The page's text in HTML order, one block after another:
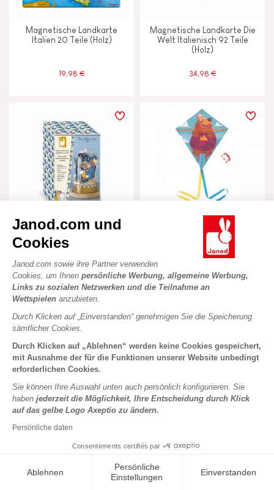
Janod.com und
Cookies
Janod.com sowie ihre Partner verwenden
Cookies, um Ihnen persönliche Werbung, allgemeine Werbung,
Links zu sozialen Netzwerken und die Teilnahme an
Wettspielen anzubieten.
Durch Klicken auf „Einverstanden“ genehmigen Sie die Speicherung
sämtlicher Cookies.
Durch Klicken auf „Ablehnen“ werden keine Cookies gespeichert,
mit Ausnahme der für die Funktionen unserer Website unbedingt
erforderlichen Cookies.
Sie können Ihre Auswahl unten auch persönlich konfigurieren. Sie
haben jederzeit die Möglichkeit, Ihre Entscheidung durch Klick
auf das gelbe Logo Axeptio zu ändern.
Persönliche daten
Consentements certifiés par
Ablehnen
Persönliche
Einstellungen
Einverstanden
Magnetische Landkarte
Italien 20 Teile (Holz)
19,98 €
Magnetische Landkarte Die
Welt Italienisch 92 Teile
(Holz)
34,98 €
Beleuchtete
Schmetterlings-Glasglocke
27,99 €
Applepop Bärendrachen
7,98 €
Magnetisches Land-Puzzle
Magnetisches Land-Puzzle